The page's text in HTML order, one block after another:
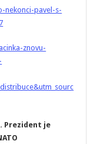
nekonci-pavel-s-
znovu-
Prezident je